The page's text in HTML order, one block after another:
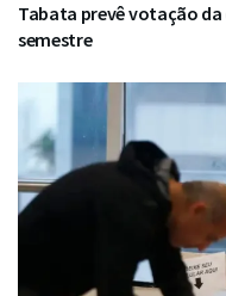
Tabata prevê votação
semestre